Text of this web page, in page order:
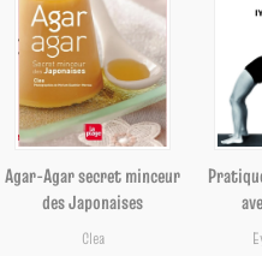
Agar-Agar secret minceur
des Japonaises
Clea